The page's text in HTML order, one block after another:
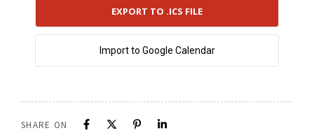
EXPORT TO .ICS FILE
Import to Google Calendar
SHARE ON